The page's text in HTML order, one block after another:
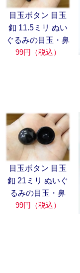
目玉ボタン 目玉
釦 11.5ミリ ぬい
ぐるみの目玉・鼻
99円（税込）
目玉ボタン 目玉
釦 21ミリ ぬいぐ
るみの目玉・鼻
99円（税込）